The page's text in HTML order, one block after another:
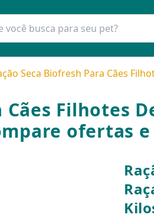
Seca Biofresh Para Cães
Filhotes
ofertas